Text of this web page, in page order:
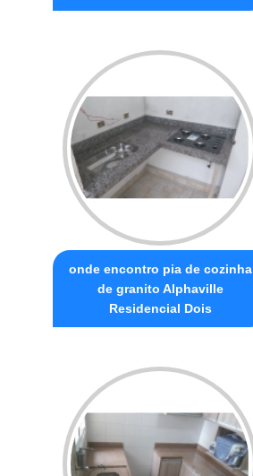
onde encontro pia de cozinha
de granito Alphaville
Residencial Dois